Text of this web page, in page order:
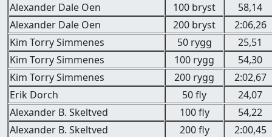
Alexander Dale Oen
100 bryst
58,14
Alexander Dale Oen
200 bryst
2:06,26
Kim Torry Simmenes
50 rygg
25,51
Kim Torry Simmenes
100 rygg
54,30
Kim Torry Simmenes
200 rygg
2:02,67
Erik Dorch
50 fly
24,07
Alexander B. Skeltved
100 fly
54,22
Alexander B. Skeltved
200 fly
2:00,45